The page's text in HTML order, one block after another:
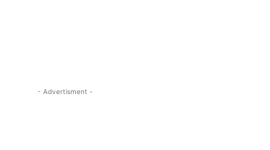
- Advertisment -